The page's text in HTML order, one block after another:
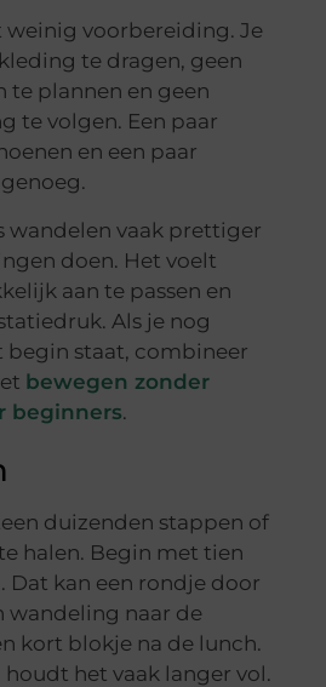
weinig voorbereiding. Je
te dragen, geen
te plannen en geen
te volgen. Een paar
en een paar
wandelen vaak prettiger
doen. Het voelt
aan te passen en
Als je nog
begin staat, combineer
bewegen zonder
beginners.
duizenden stappen of
halen. Begin met tien
Dat kan een rondje door
wandeling naar de
kort blokje na de lunch.
het vaak langer vol.